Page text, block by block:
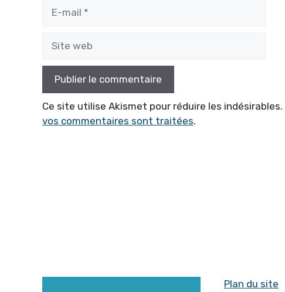
mail
web
Ce site utilise Akismet pour réduire les indésirables.
vos commentaires sont traitées.
Plan du site